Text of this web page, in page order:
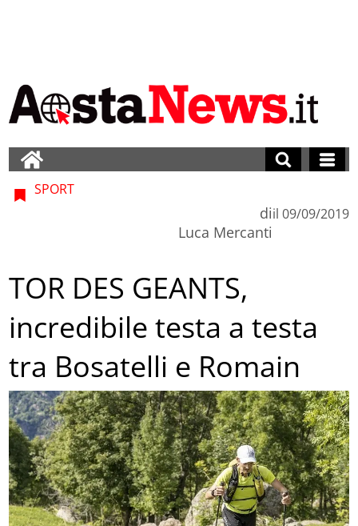
SPORT
di
Luca Mercanti
il 09/09/2019
TOR DES GEANTS,
incredibile testa a testa
tra Bosatelli e Romain